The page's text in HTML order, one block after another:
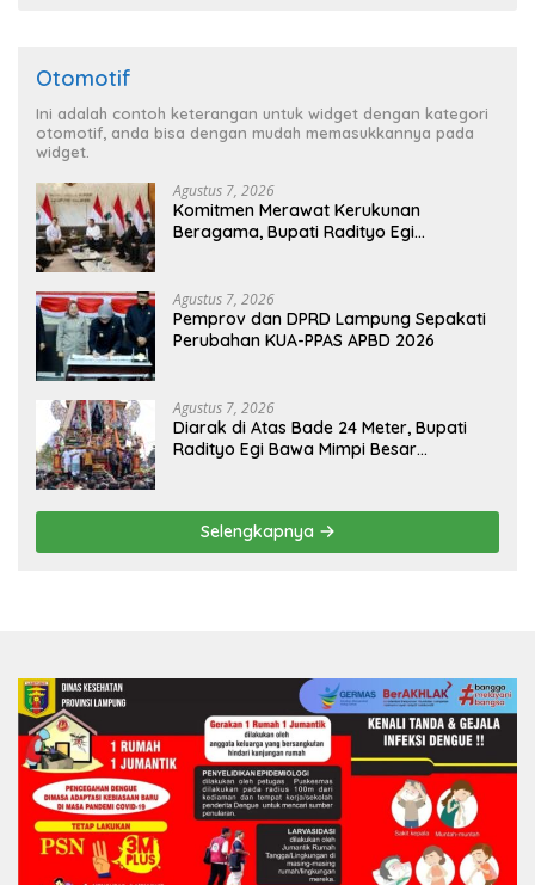
Otomotif
Ini adalah contoh keterangan untuk widget dengan kategori
otomotif, anda bisa dengan mudah memasukkannya pada
widget.
Agustus 7, 2026
Komitmen Merawat Kerukunan
Beragama, Bupati Radityo Egi
Agustus 7, 2026
Pemprov dan DPRD Lampung Sepakati
Perubahan KUA-PPAS APBD 2026
Agustus 7, 2026
Diarak di Atas Bade 24 Meter, Bupati
Radityo Egi Bawa Mimpi Besar
Selengkapnya